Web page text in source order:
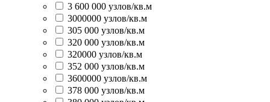
3 600 000 узлов/кв.м
3000000 узлов/кв.м
305 000 узлов/кв.м
320 000 узлов/кв.м
320000 узлов/кв.м
352 000 узлов/кв.м
3600000 узлов/кв.м
378 000 узлов/кв.м